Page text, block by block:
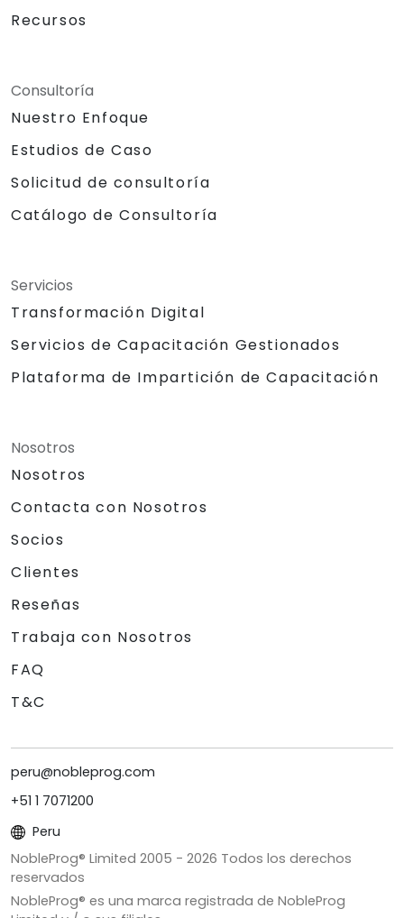
Recursos
Consultoría
Nuestro Enfoque
Estudios de Caso
Solicitud de consultoría
Catálogo de Consultoría
Servicios
Transformación Digital
Servicios de Capacitación Gestionados
Plataforma de Impartición de Capacitación
Nosotros
Nosotros
Contacta con Nosotros
Socios
Clientes
Reseñas
Trabaja con Nosotros
FAQ
T&C
peru@nobleprog.com
+51 1 7071200
Peru
NobleProg® Limited 2005 - 2026 Todos los derechos
reservados
NobleProg® es una marca registrada de NobleProg